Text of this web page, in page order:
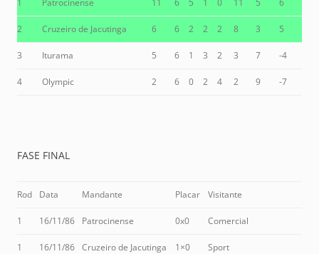
1 Patrocinense 11 6 5 1 0 11 5 6
2 Cruzeiro de Jacutinga 6 6 2 2 2 8 3 5
3 Iturama 5 6 1 3 2 3 7 -4
4 Olympic 2 6 0 2 4 2 9 -7
FASE FINAL
Rod Data Mandante Placar Visitante
1 16/11/86 Patrocinense 0x0 Comercial
1 16/11/86 Cruzeiro de Jacutinga 1×0 Sport